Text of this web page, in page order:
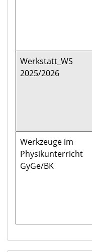
Werkstatt_WS
2025/2026
Werkzeuge im
Physikunterricht
GyGe/BK